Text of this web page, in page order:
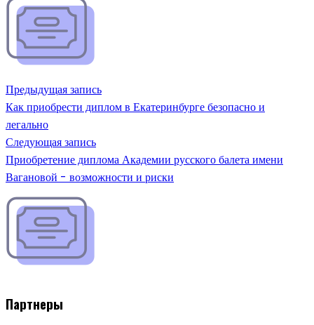
Предыдущая запись
Как приобрести диплом в Екатеринбурге безопасно и
легально
Следующая запись
Приобретение диплома Академии русского балета имени
Вагановой - возможности и риски
Партнеры